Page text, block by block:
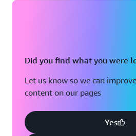
Did you find what you were
Let us know so we can
content on our pages
Yes